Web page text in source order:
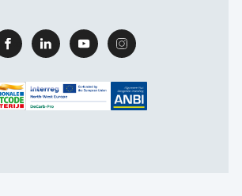
Linkedin Youtube Instagram